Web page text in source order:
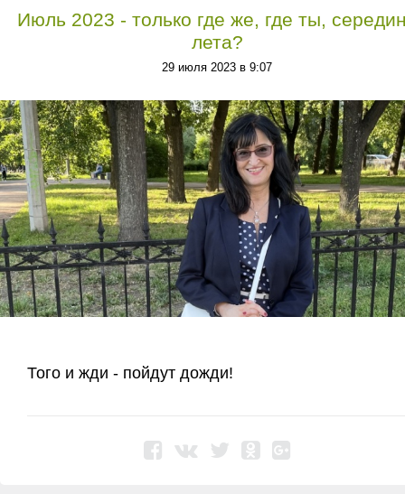
Июль 2023 - только где же, где ты,
лета?
29 июля 2023 в 9:07
Того и жди - пойдут дожди!